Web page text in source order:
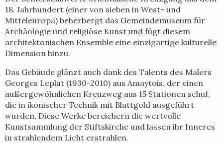
18. Jahrhundert (einer von sieben in West- und
Mitteleuropa) beherbergt das Gemeindemuseum für
Archäologie und religiöse Kunst und fügt diesem
architektonischen Ensemble eine einzigartige kulturelle
Dimension hinzu.
Das Gebäude glänzt auch dank des Talents des Malers
Georges Leplat (1930-2010) aus Amaytois, der einen
außergewöhnlichen Kreuzweg aus 15 Stationen schuf,
die in ikonischer Technik mit Blattgold ausgeführt
wurden. Diese Werke bereichern die wertvolle
Kunstsammlung der Stiftskirche und lassen ihr Inneres
in strahlendem Licht erstrahlen.